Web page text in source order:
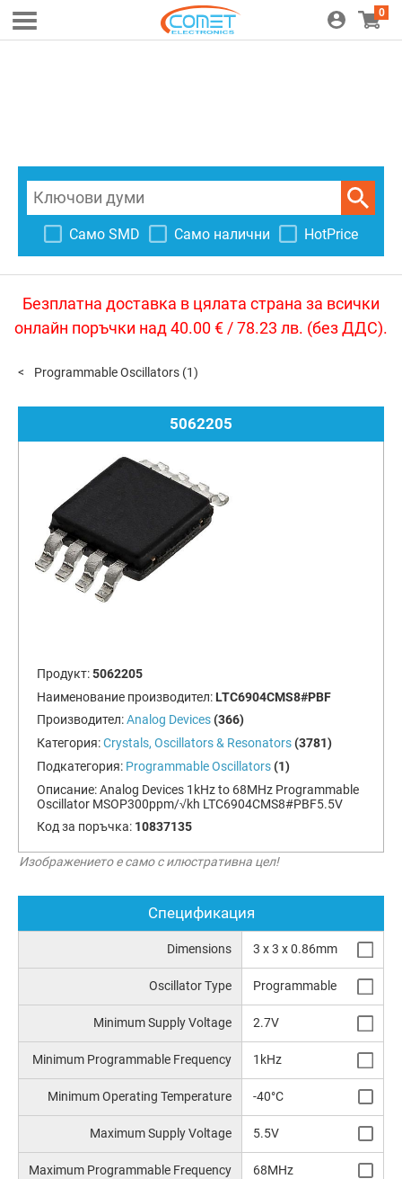
0
Само SMD Само налични HotPrice
Безплатна доставка в цялата страна за всички
онлайн поръчки над 40.00 € / 78.23 лв. (без ДДС).
Programmable Oscillators (1)
5062205
Продукт:5062205
Наименование производител: LTC6904CMS8#PBF
Производител:Analog Devices (366)
Категория:Crystals, Oscillators & Resonators (3781)
Подкатегория: Programmable Oscillators (1)
Описание:Analog Devices 1kHz to 68MHz Programmable
Oscillator MSOP300ppm/√kh LTC6904CMS8#PBF5.5V
Код за поръчка: 10837135
Изображението е само с илюстративна цел!
Спецификация
Dimensions 3 x 3 x 0.86mm
Oscillator Type Programmable
Minimum Supply Voltage 2.7V
Minimum Programmable Frequency 1kHz
Minimum Operating Temperature -40°C
Maximum Supply Voltage 5.5V
Maximum Programmable Frequency 68MHz